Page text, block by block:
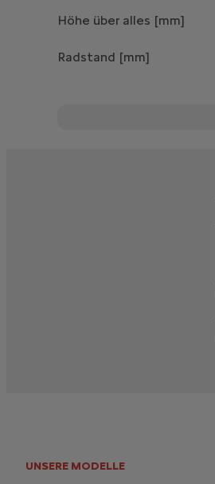
Höhe über alles [mm]
Radstand [mm]
UNSERE MODELLE